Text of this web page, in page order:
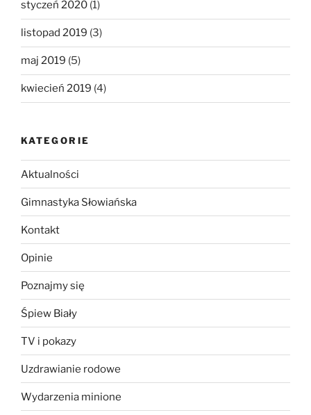
styczeń 2020 (1)
listopad 2019 (3)
maj 2019 (5)
kwiecień 2019 (4)
KATEGORIE
Aktualności
Gimnastyka Słowiańska
Kontakt
Opinie
Poznajmy się
Śpiew Biały
TV i pokazy
Uzdrawianie rodowe
Wydarzenia minione